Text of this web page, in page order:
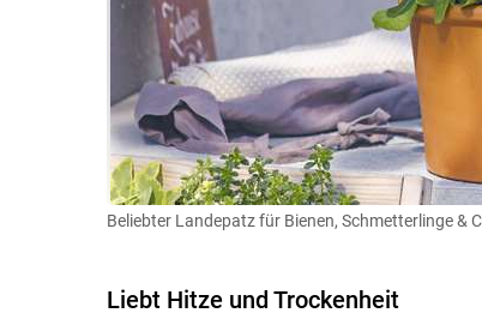
Beliebter Landepatz für Bienen, Schmetterlinge &
Liebt Hitze und Trockenheit